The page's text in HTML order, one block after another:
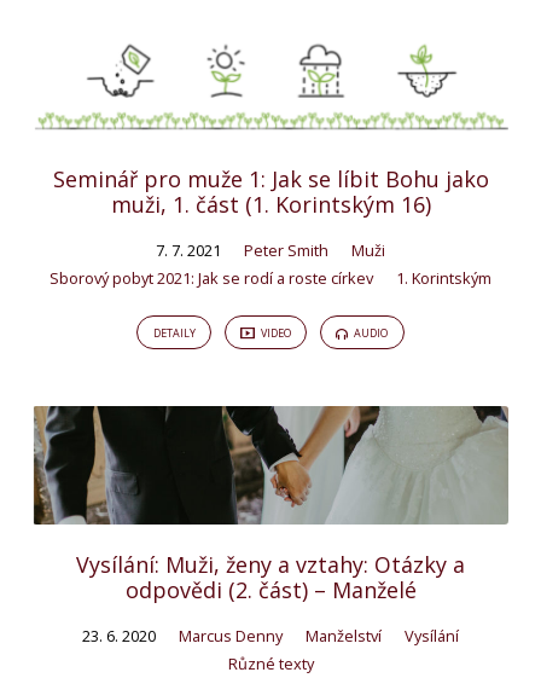
Seminář pro muže 1: Jak se líbit Bohu jako
muži, 1. část (1. Korintským 16)
7. 7. 2021 Peter Smith
Muži
Sborový pobyt 2021: Jak se rodí a roste církev
1. Korintským
DETAILY VIDEO AUDIO
Vysílání: Muži, ženy a vztahy: Otázky a
odpovědi (2. část) – Manželé
23. 6. 2020 Marcus Denny Manželství
Vysílání
Různé texty